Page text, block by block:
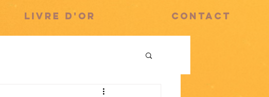
LIVRE D'OR CONTACT